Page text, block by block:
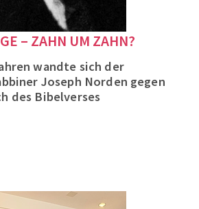
– ZAHN UM ZAHN?
wandte sich der
Joseph Norden gegen
des Bibelverses